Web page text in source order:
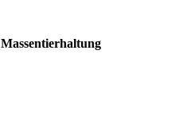
Massentierhaltung